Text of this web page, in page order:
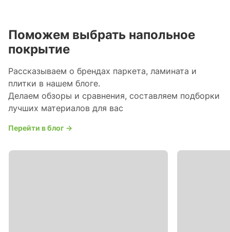
Поможем выбрать напольное
покрытие
Рассказываем о брендах паркета, ламината и
плитки в нашем блоге.
Делаем обзоры и сравнения, составляем подборки
лучших материалов для вас
Перейти в блог →